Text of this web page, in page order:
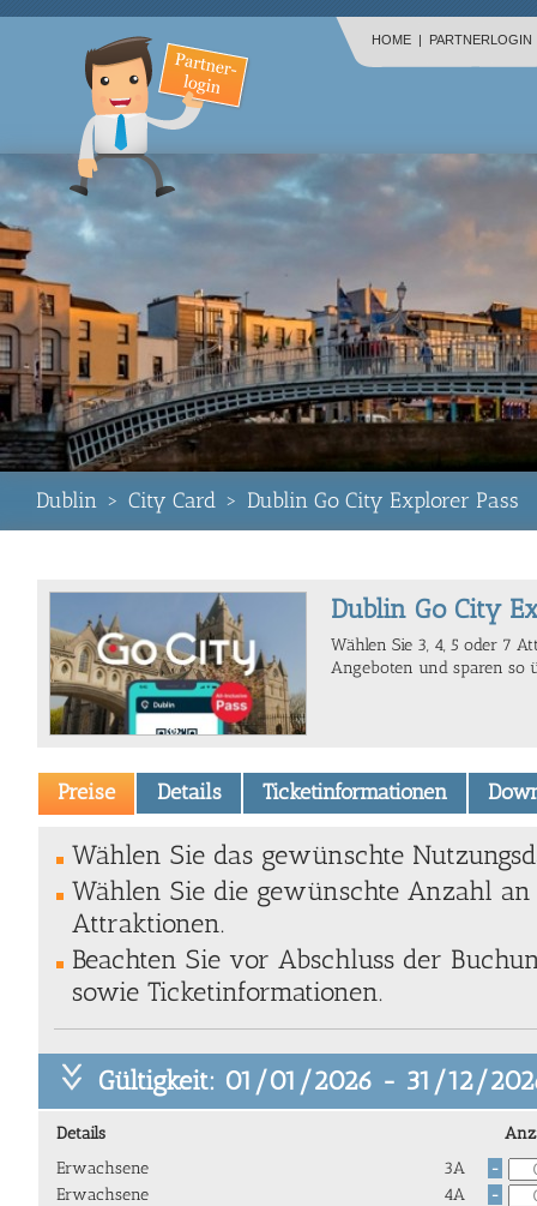
HOME | PARTNERLOGIN
Dublin > City Card > Dublin Go City Explorer Pass
Dublin Go City
Wählen Sie 3, 4, 5 oder 7
Angeboten und sparen so
Preise Details Ticketinformationen
Wählen Sie das gewünschte
Wählen Sie die gewünschte Anzahl an
Attraktionen.
Beachten Sie vor Abschluss der
sowie Ticketinformationen.
Gültigkeit: 01/01/2026 - 31/12/
Details
Erwachsene
3A -
Erwachsene 4A -